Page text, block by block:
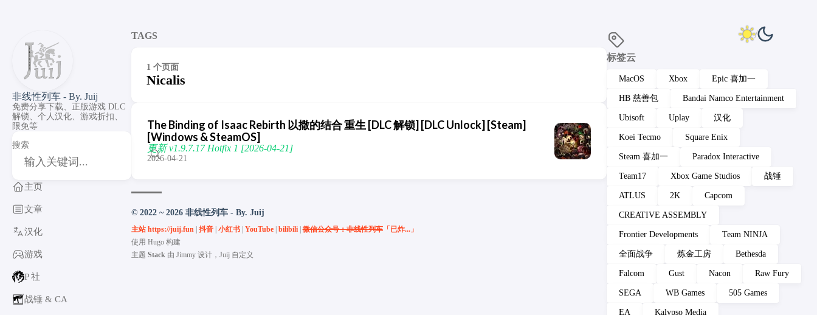
非线性列车 - By. Juij
免费分享下载、正版游戏 DLC
解锁、个人汉化、游戏折扣、
限免等
搜索
主页
文章
汉化
游戏
P 社
战锤 & CA
标签云
MacOS Xbox Epic 喜加一
HB 慈善包 Bandai Namco Entertainment
Ubisoft Uplay 汉化
Koei Tecmo Square Enix
Steam 喜加一 Paradox Interactive
Team17 Xbox Game Studios 战锤
ATLUS 2K Capcom
CREATIVE ASSEMBLY
Frontier Developments Team NINJA
全面战争 炼金工房 Bethesda
Falcom Gust Nacon Raw Fury
SEGA WB Games 505 Games
EA Kalypso Media
TAGS
1 个页面
Nicalis
The Binding of Isaac Rebirth 以撒的结合 重生 [DLC 解锁] [DLC Unlock] [Steam]
[Windows & SteamOS]
更新 v1.9.7.17 Hotfix 1 [2026-04-21]
2026-04-21
© 2022 ~ 2026 非线性列车 - By. Juij
主站 https://juij.fun| 抖音| 小红书| YouTube| bilibili|微信公众号：非线性列车「已炸...」
使用 Hugo构建
主题 Stack由 Jimmy设计，Juij 自定义